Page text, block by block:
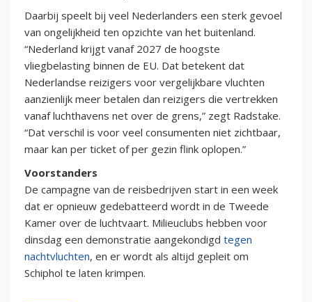
Daarbij speelt bij veel Nederlanders een sterk gevoel
van ongelijkheid ten opzichte van het buitenland.
“Nederland krijgt vanaf 2027 de hoogste
vliegbelasting binnen de EU. Dat betekent dat
Nederlandse reizigers voor vergelijkbare vluchten
aanzienlijk meer betalen dan reizigers die vertrekken
vanaf luchthavens net over de grens,” zegt Radstake.
“Dat verschil is voor veel consumenten niet zichtbaar,
maar kan per ticket of per gezin flink oplopen.”
Voorstanders
De campagne van de reisbedrijven start in een week
dat er opnieuw gedebatteerd wordt in de Tweede
Kamer over de luchtvaart. Milieuclubs hebben voor
dinsdag een demonstratie aangekondigd tegen
nachtvluchten, en er wordt als altijd gepleit om
Schiphol te laten krimpen.